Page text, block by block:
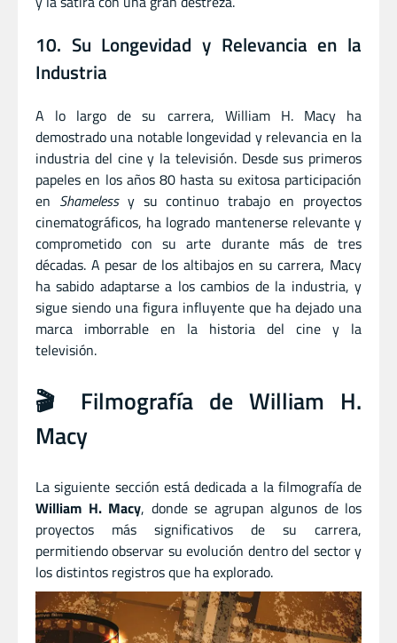
10. Su Longevidad y Relevancia en la
Industria
A lo largo de su carrera, William H. Macy ha
demostrado una notable longevidad y relevancia en la
industria del cine y la televisión. Desde sus primeros
papeles en los años 80 hasta su exitosa participación
en Shamelessy su continuo trabajo en proyectos
cinematográficos, ha logrado mantenerse relevante y
comprometido con su arte durante más de tres
décadas. A pesar de los altibajos en su carrera, Macy
ha sabido adaptarse a los cambios de la industria, y
sigue siendo una figura influyente que ha dejado una
marca imborrable en la historia del cine y la
televisión.
🎬 Filmografía de William H.
Macy
La siguiente sección está dedicada a la filmografía de
William H. Macy, donde se agrupan algunos de los
proyectos más significativos de su carrera,
permitiendo observar su evolución dentro del sector y
los distintos registros que ha explorado.